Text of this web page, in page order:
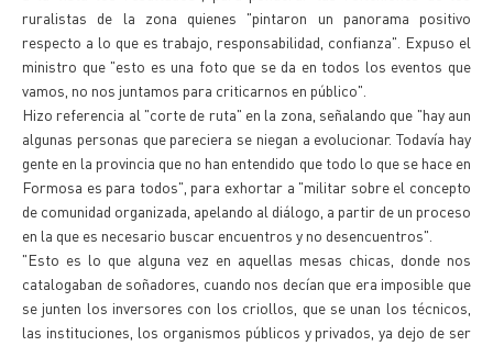
ruralistas de la zona quienes "pintaron un panorama positivo
respecto a lo que es trabajo, responsabilidad, confianza". Expuso el
ministro que "esto es una foto que se da en todos los eventos que
vamos, no nos juntamos para criticarnos en público".
Hizo referencia al "corte de ruta" en la zona, señalando que "hay aun
algunas personas que pareciera se niegan a evolucionar. Todavía hay
gente en la provincia que no han entendido que todo lo que se hace en
Formosa es para todos", para exhortar a "militar sobre el concepto
de comunidad organizada, apelando al diálogo, a partir de un proceso
en la que es necesario buscar encuentros y no desencuentros".
"Esto es lo que alguna vez en aquellas mesas chicas, donde nos
catalogaban de soñadores, cuando nos decían que era imposible que
se junten los inversores con los criollos, que se unan los técnicos,
las instituciones, los organismos públicos y privados, ya dejo de ser